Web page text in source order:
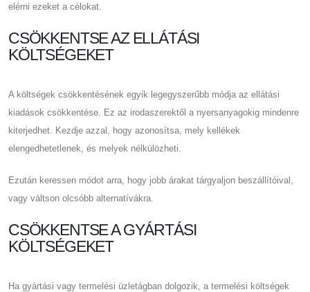
elérni ezeket a célokat.
CSÖKKENTSE AZ ELLÁTÁSI
KÖLTSÉGEKET
A költségek csökkentésének egyik legegyszerűbb módja az ellátási
kiadások csökkentése. Ez az irodaszerektől a nyersanyagokig mindenre
kiterjedhet. Kezdje azzal, hogy azonosítsa, mely kellékek
elengedhetetlenek, és melyek nélkülözheti.
Ezután keressen módot arra, hogy jobb árakat tárgyaljon beszállítóival,
vagy váltson olcsóbb alternatívákra.
CSÖKKENTSE A GYÁRTÁSI
KÖLTSÉGEKET
Ha gyártási vagy termelési üzletágban dolgozik, a termelési költségek